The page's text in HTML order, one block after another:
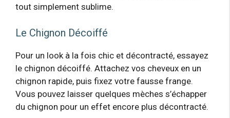
tout simplement sublime.
Le Chignon Décoiffé
Pour un look à la fois chic et décontracté, essayez
le chignon décoiffé. Attachez vos cheveux en un
chignon rapide, puis fixez votre fausse frange.
Vous pouvez laisser quelques mèches s’échapper
du chignon pour un effet encore plus décontracté.